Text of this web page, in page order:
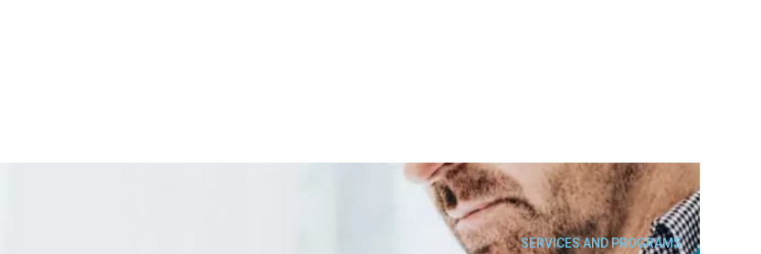
SERVICES AND PROGRAMS